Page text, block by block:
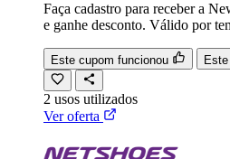
Faça cadastro para receber a
e ganhe desconto. Válido por
Este cupom funcionou
2 usos utilizados
Ver oferta